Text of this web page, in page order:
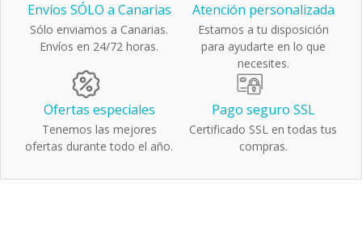
Envíos SÓLO a Canarias
Sólo enviamos a Canarias.
Envíos en 24/72 horas.
Atención personalizada
Estamos a tu disposición
para ayudarte en lo que
necesites.
Ofertas especiales
Tenemos las mejores
ofertas durante todo el año.
Pago seguro SSL
Certificado SSL en todas tus
compras.